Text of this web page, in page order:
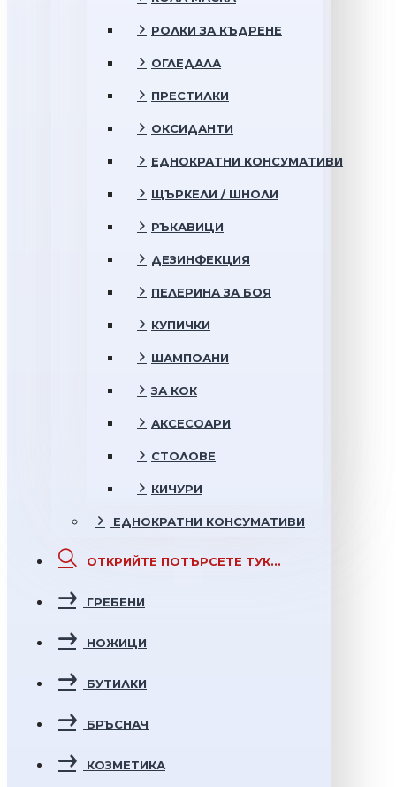
РОЛКИ ЗА КЪДРЕНЕ
ОГЛЕДАЛА
ПРЕСТИЛКИ
ОКСИДАНТИ
ЕДНОКРАТНИ КОНСУМАТИВИ
ЩЪРКЕЛИ / ШНОЛИ
РЪКАВИЦИ
ДЕЗИНФЕКЦИЯ
ПЕЛЕРИНА ЗА БОЯ
КУПИЧКИ
ШАМПОАНИ
ЗА КОК
АКСЕСОАРИ
СТОЛОВЕ
КИЧУРИ
ЕДНОКРАТНИ КОНСУМАТИВИ
ОТКРИЙТЕ ПОТЪРСЕТЕ ТУК...
ГРЕБЕНИ
НОЖИЦИ
БУТИЛКИ
БРЪСНАЧ
КОЗМЕТИКА